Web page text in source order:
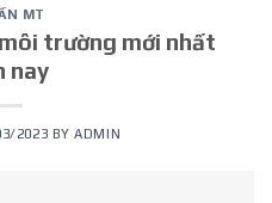
MT
trường mới nhất
nay
2023 BYADMIN